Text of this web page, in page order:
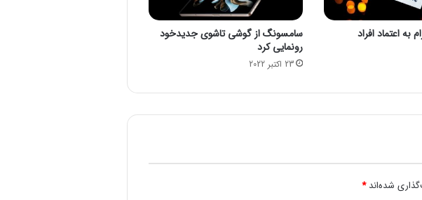
ف
ز
د
و
ا
به اعتماد افراد
سامسونگ از گوشی تاشوی جدیدخود
رونمایی کرد
23 اکتبر 2022
شده‌اند*